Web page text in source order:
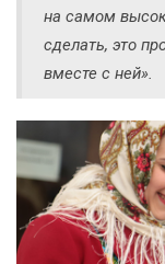
на самом
сделать, это
вместе с ней».